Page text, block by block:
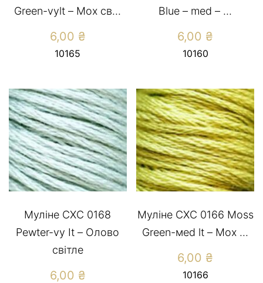
Green-vylt – Мох св...
6,00 ₴
10165
Blue – med – ...
6,00 ₴
10160
Муліне СХС 0168
Pewter-vy It – Олово
світле
6,00 ₴
Муліне СХС 0166 Moss
Green-меd lt – Мох ...
6,00 ₴
10166